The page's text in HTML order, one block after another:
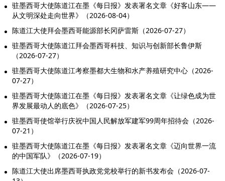
驻墨西哥大使陈道江在墨《每日报》发表署名文章《好客山东——
从文明深处走向世界》（2026-08-04）
陈道江大使拜会墨西哥能源部长冈萨雷斯（2026-07-27）
驻墨西哥大使陈道江拜会墨西哥科技、知识与创新部长鲁伊斯
（2026-07-27）
驻墨西哥大使陈道江考察墨都大生物和水产养殖研究中心（2026-
07-27）
驻墨西哥大使陈道江在墨《每日报》发表署名文章《让绿色成为世
界发展最动人的底色》（2026-07-25）
驻墨西哥使馆举行庆祝中国人民解放军建军99周年招待会（2026-
07-21）
驻墨西哥大使陈道江在墨《每日报》发表署名文章《迈向世界一流
的中国军队》（2026-07-19）
陈道江大使出席墨西哥执政党党校举行的新书发布会（2026-07-